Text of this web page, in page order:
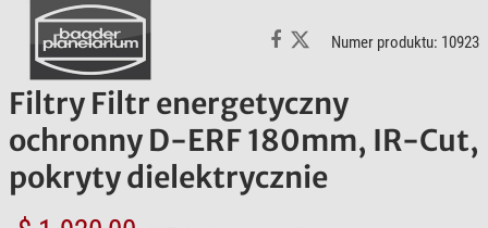
Numer produktu: 10923
Filtry Filtr energetyczny
ochronny D-ERF 180mm, IR-Cut,
pokryty dielektrycznie